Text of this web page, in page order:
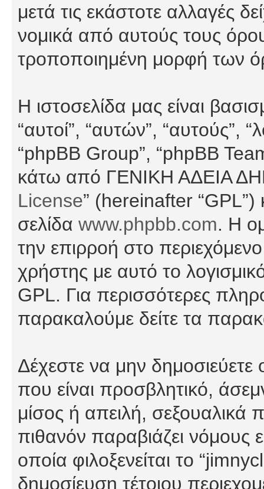
μετά τις εκάστοτε αλλαγές
νομικά από αυτούς τους
τροποποιημένη μορφή των
Η ιστοσελίδα μας είναι
“αυτοί”, “αυτών”, “αυτούς”,
“phpBB Group”, “phpBB
κάτω από ΓΕΝΙΚΗ ΑΔΕΙΑ
License” (hereinafter “GPL”)
σελίδα www.phpbb.com. Η
την επιρροή στο
χρήστης με αυτό το
GPL. Για περισσότερες
παρακαλούμε δείτε τα
Δέχεστε να μην
που είναι προσβλητικό,
μίσος ή απειλή, σεξουαλικά
πιθανόν παραβιάζει νόμους
οποία φιλοξενείται το
δημοσίευση τέτοιου